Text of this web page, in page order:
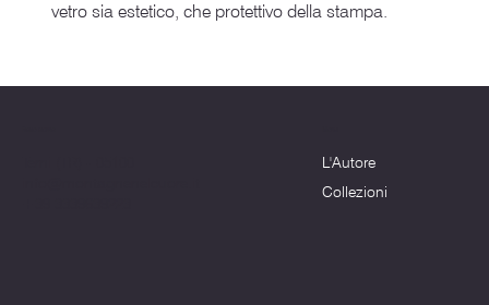
vetro sia estetico, che protettivo della stampa.
L'Autore
Collezioni